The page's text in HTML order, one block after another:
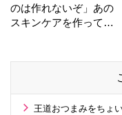
のは作れないぞ」あの
スキンケアを作ってい
王道おつまみをちょ